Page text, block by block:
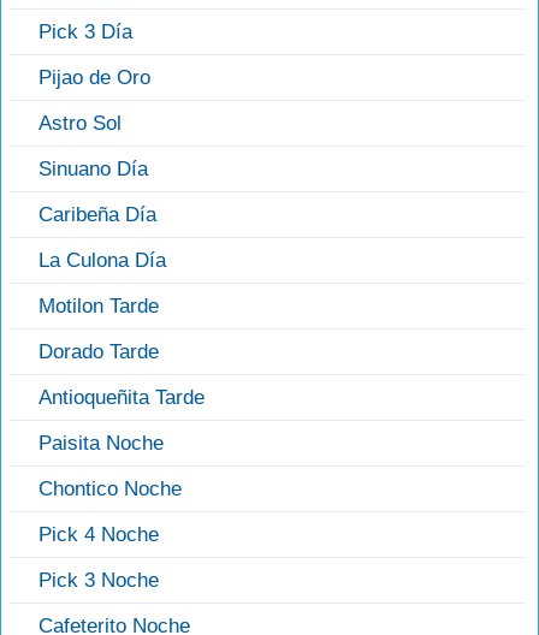
Pick 3 Día
Pijao de Oro
Astro Sol
Sinuano Día
Caribeña Día
La Culona Día
Motilon Tarde
Dorado Tarde
Antioqueñita Tarde
Paisita Noche
Chontico Noche
Pick 4 Noche
Pick 3 Noche
Cafeterito Noche